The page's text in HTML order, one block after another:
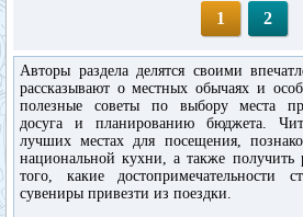
1 2
Авторы раздела делятся своими
рассказывают о местных обычаях и
полезные советы по выбору места
досуга и планированию бюджета.
лучших местах для посещения,
национальной кухни, а также получить
того, какие достопримечательности
сувениры привезти из поездки.